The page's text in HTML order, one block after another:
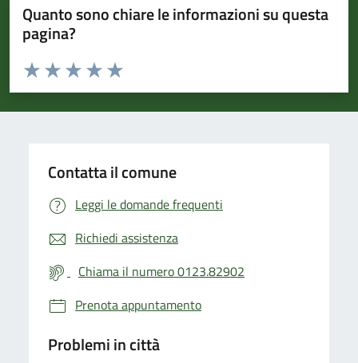
Quanto sono chiare le informazioni su questa
pagina?
Valuta da 1 a 5 stelle la pagina
Valuta 5 stelle su 5
Valuta 4 stelle su 5
Valuta 3 stelle su 5
Valuta 2 stelle su 5
Valuta 1 stelle su 5
Contatta il comune
Leggi le domande frequenti
Richiedi assistenza
Chiama il numero 0123.82902
Prenota appuntamento
Problemi in città